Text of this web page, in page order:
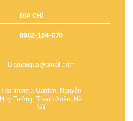
ĐỊA CHỈ
0982-184-670
Biaruouqua@gmail.com
Tòa Imperia Garden, Nguyễn
Huy Tưởng, Thanh Xuân, Hà
Nội